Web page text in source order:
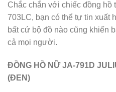
Chắc chắn với chiếc đồng hồ
703LC, bạn có thể tự tin xuất
bất cứ bộ đồ nào cũng khiến
cả mọi người.
ĐỒNG HỒ NỮ JA-791D
(ĐEN)